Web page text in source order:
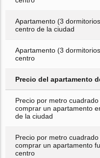
Apartamento (3
centro de la ciudad
Apartamento (3
centro
Precio del apartamento
Precio por metro cuadrado
comprar un apartamento
de la ciudad
Precio por metro cuadrado
comprar un apartamento
centro